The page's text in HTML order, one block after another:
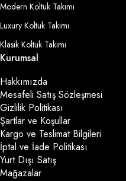
Modern Koltuk Takımı
Luxury Koltuk Takımı
Klasik Koltuk Takımı
Kurumsal
Hakkımızda
Mesafeli Satış Sözleşmesi
Gizlilik Politikası
Şartlar ve Koşullar
Kargo ve Teslimat Bilgileri
İptal ve İade Politikası
Yurt Dışı Satış
Mağazalar